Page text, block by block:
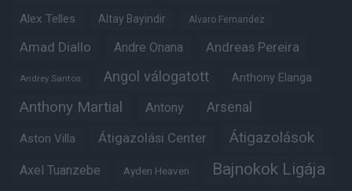
Alex Telles Altay Bayindir Alvaro Fernandez
Amad Diallo Andre Onana Andreas Pereira
Andrey Santos Angol válogatott Anthony Elanga
Anthony Martial Antony Arsenal
Aston Villa Átigazolási Center Átigazolások
Axel Tuanzebe Ayden Heaven Bajnokok Ligája